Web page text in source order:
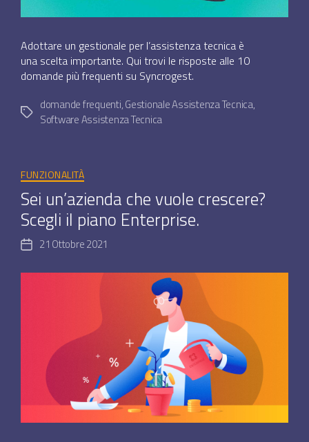
Adottare un gestionale per l’assistenza tecnica è
una scelta importante. Qui trovi le risposte alle 10
domande più frequenti su Syncrogest.
Tag
domande frequenti,Gestionale Assistenza Tecnica,
Software Assistenza Tecnica
FUNZIONALITÀ
Sei un’azienda che vuole crescere?
Scegli il piano Enterprise.
Data21 Ottobre 2021